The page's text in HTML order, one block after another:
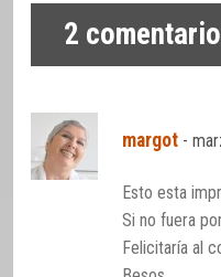
2
margot -
Esto esta
Si no fuera
Felicitaría al